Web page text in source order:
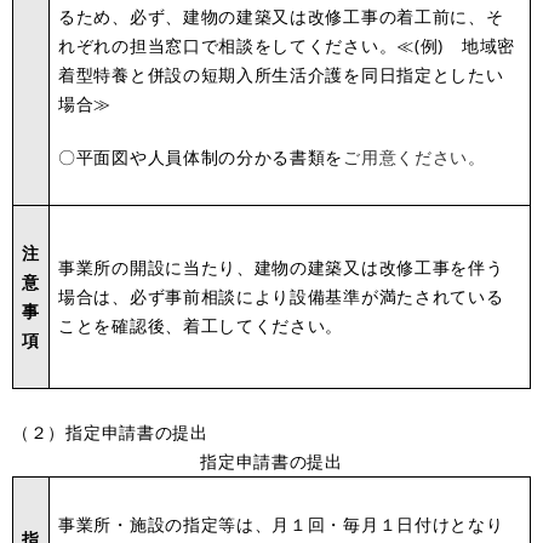
るため、必ず、建物の建築又は改修工事の着工前に、そ
れぞれの担当窓口で相談をしてください。≪(例) 地域密
着型特養と併設の短期入所生活介護を同日指定としたい
場合≫
〇平面図や人員体制の分かる書類を ご用意ください。
注
意
事
項
事業所の開設に当たり、建物の建築又は改修工事を伴う
場合は、必ず事前相談により設備基準が満たされている
ことを確認後、着工してください。
（２）指定申請書の提出
指定申請書の提出
事業所・施設の指定等は、月１回・毎月１日付けとなり